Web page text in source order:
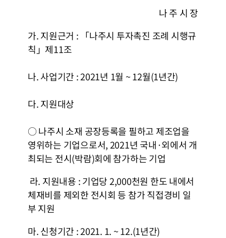
나 주 시 장
가. 지원근거 : 「나주시 투자촉진 조례 시행규
칙」제11조
나. 사업기간 : 2021년 1월 ~ 12월(1년간)
다. 지원대상
○ 나주시 소재 공장등록을 필하고 제조업을
영위하는 기업으로서, 2021년 국내·외에서 개
최되는 전시(박람)회에 참가하는 기업
라. 지원내용 : 기업당 2,000천원 한도 내에서
체재비를 제외한 전시회 등 참가 직접경비 일
부 지원
마. 신청기간 : 2021. 1. ~ 12.(1년간)